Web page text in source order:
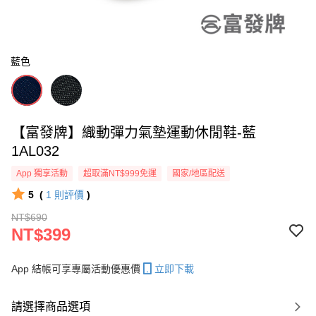
藍色
【富發牌】織動彈力氣墊運動休閒鞋-藍
1AL032
App 獨享活動 超取滿NT$999免運 國家/地區配送
5 ( 1 則評價 )
NT$690
NT$399
App 結帳可享專屬活動優惠價 立即下載
請選擇商品選項